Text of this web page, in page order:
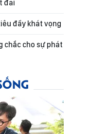
đai
đầy khát vọng
chắc cho sự phát